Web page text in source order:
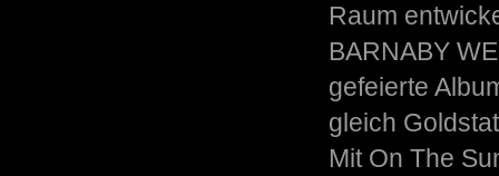
Raum
BARNABY
gefeierte
gleich
Mit On The